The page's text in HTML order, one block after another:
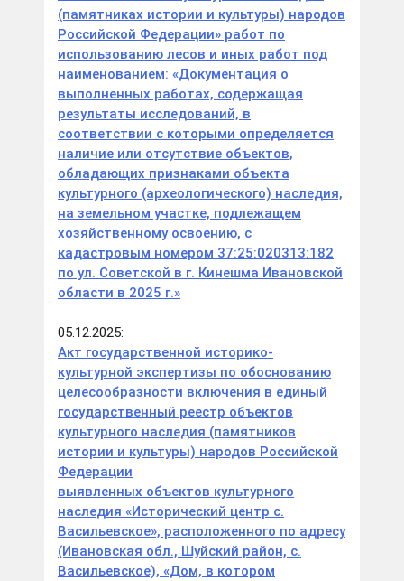
(памятниках истории и культуры) народов
Российской Федерации» работ по
использованию лесов и иных работ под
наименованием: «Документация о
выполненных работах, содержащая
результаты исследований, в
соответствии с которыми определяется
наличие или отсутствие объектов,
обладающих признаками объекта
культурного (археологического) наследия,
на земельном участке, подлежащем
хозяйственному освоению, с
кадастровым номером 37:25:020313:182
по ул. Советской в г. Кинешма Ивановской
области в 2025 г.»
05.12.2025:
Акт государственной историко-
культурной экспертизы по обоснованию
целесообразности включения в единый
государственный реестр объектов
культурного наследия (памятников
истории и культуры) народов Российской
Федерации
выявленных объектов культурного
наследия «Исторический центр с.
Васильевское», расположенного по адресу
(Ивановская обл., Шуйский район, с.
Васильевское), «Дом, в котором